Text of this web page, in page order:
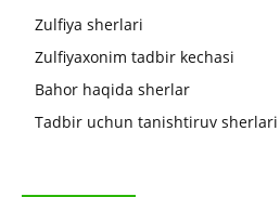
Zulfiya sherlari
Zulfiyaxonim tadbir kechasi
Bahor haqida sherlar
Tadbir uchun tanishtiruv sherlari